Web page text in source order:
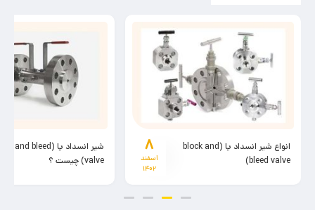
۷
اسفند
۱۴۰۲
شیر انسداد یا (block and bleed
valve) چیست ؟
؟